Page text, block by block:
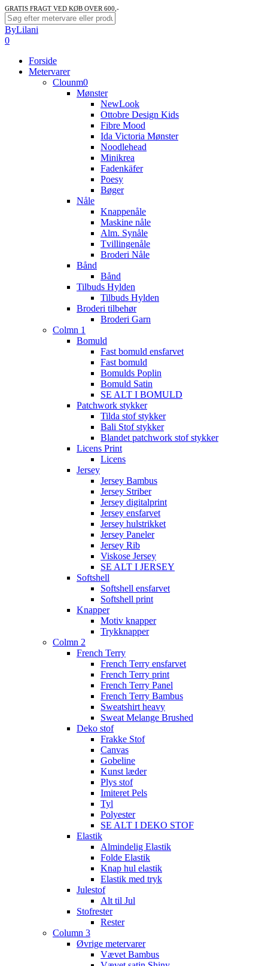
Skip
to
main
content
GRATIS FRAGT VED KØB OVER 600,-
Close
Search
ByLilani
search
account
0
Forside
Metervarer
Clounm0
Mønster
NewLook
Ottobre Design Kids
Fibre Mood
Ida Victoria Mønster
Noodlehead
Minikrea
Fadenkäfer
Poesy
Bøger
Nåle
Knappenåle
Maskine nåle
Alm. Synåle
Tvillingenåle
Broderi Nåle
Bånd
Bånd
Tilbuds Hylden
Tilbuds Hylden
Broderi tilbehør
Broderi Garn
Colmn 1
Bomuld
Fast bomuld ensfarvet
Fast bomuld
Bomulds Poplin
Bomuld Satin
SE ALT I BOMULD
Patchwork stykker
Tilda stof stykker
Bali Stof stykker
Blandet patchwork stof stykker
Licens Print
Licens
Jersey
Jersey Bambus
Jersey Striber
Jersey digitalprint
Jersey ensfarvet
Jersey hulstrikket
Jersey Paneler
Jersey Rib
Viskose Jersey
SE ALT I JERSEY
Softshell
Softshell ensfarvet
Softshell print
Knapper
Motiv knapper
Trykknapper
Colmn 2
French Terry
French Terry ensfarvet
French Terry print
French Terry Panel
French Terry Bambus
Sweatshirt heavy
Sweat Melange Brushed
Deko stof
Frakke Stof
Canvas
Gobeline
Kunst læder
Plys stof
Imiteret Pels
Tyl
Polyester
SE ALT I DEKO STOF
Elastik
Almindelig Elastik
Folde Elastik
Knap hul elastik
Elastik med tryk
Julestof
Alt til Jul
Stofrester
Rester
Column 3
Øvrige metervarer
Vævet Bambus